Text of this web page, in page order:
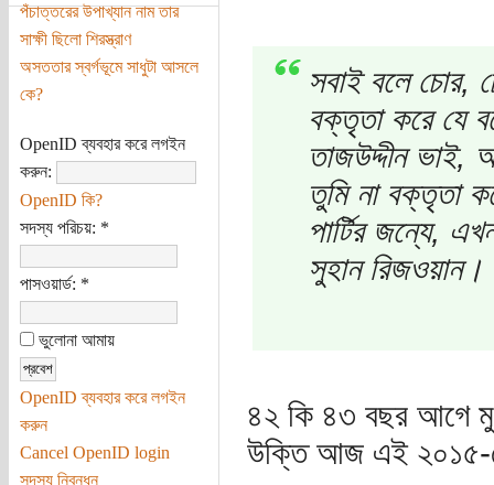
পঁচাত্তরের উপাখ্যান নাম তার
সাক্ষী ছিলো শিরস্ত্রাণ
অসততার স্বর্গভূমে সাধুটা আসলে
কে?
OpenID ব্যবহার করে লগইন
করুন:
OpenID কি?
সদস্য পরিচয়: *
পাসওয়ার্ড: *
ভুলোনা আমায়
OpenID ব্যবহার করে লগইন
করুন
Cancel OpenID login
সদস্য নিবন্ধন
সবাই বলে চোর,
বক্তৃতা করে যে
তাজউদ্দীন ভাই,
তুমি না বক্তৃতা
পার্টির জন্যে,
সুহান রিজওয়ান।
৪২ কি ৪৩ বছর আগে
উক্তি আজ এই ২০১৫-